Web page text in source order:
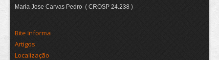
Maria Jose Carvas Pedro ( CROSP 24.238 )
Bite Informa
Artigos
Localização